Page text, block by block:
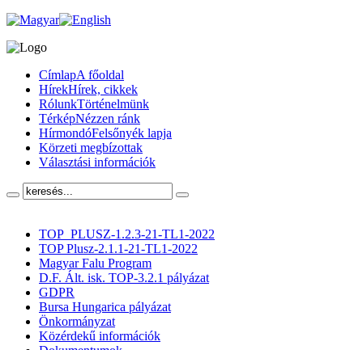
CímlapA főoldal
HírekHírek, cikkek
RólunkTörténelmünk
TérképNézzen ránk
HírmondóFelsőnyék lapja
Körzeti megbízottak
Választási információk
TOP_PLUSZ-1.2.3-21-TL1-2022
TOP Plusz-2.1.1-21-TL1-2022
Magyar Falu Program
D.F. Ált. isk. TOP-3.2.1 pályázat
GDPR
Bursa Hungarica pályázat
Önkormányzat
Közérdekű információk